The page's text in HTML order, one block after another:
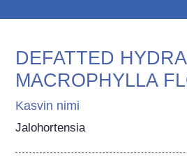
DEFATTED
MACROPHYLLA
Kasvin nimi
Jalohortensia